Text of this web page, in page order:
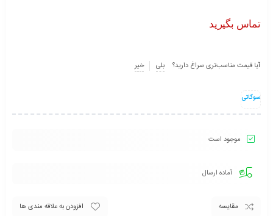
تماس بگیرید
آیا قیمت مناسب‌تری سراغ دارید؟ بلی خیر
سوگاتی
موجود است
آماده ارسال
مقایسه افزودن به علاقه مندی ها